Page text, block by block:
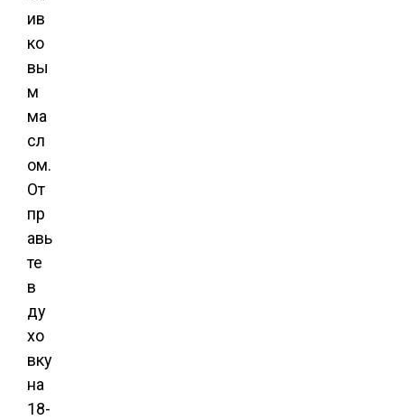
ив
ко
вы
м
ма
сл
ом.
От
пр
авь
те
в
ду
хо
вку
на
18-